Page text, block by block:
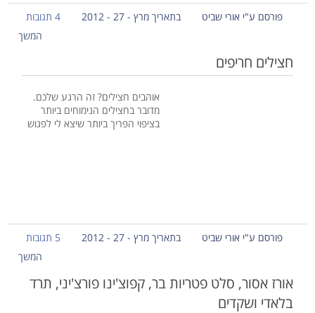
פורסם ע"י אורי שביט בתאריך מרץ - 27 - 2012
4 תגובות
המשך
חצילים חריפים
אוהבים חצילים? זה הרגע שלכם.
מדובר בחצילים הנימוחים ביותר
בציפוי הפריך ביותר שיצא לי לפגוש
פורסם ע"י אורי שביט בתאריך מרץ - 27 - 2012
5 תגובות
המשך
אורז אסור, סלט פטריות בר, קפוצ'ינו פורצ'יני, תרד
בלאדי ושקדים